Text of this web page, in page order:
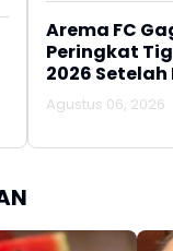
Arema FC
Peringkat
2026
Persija
Agustus 06, 2026